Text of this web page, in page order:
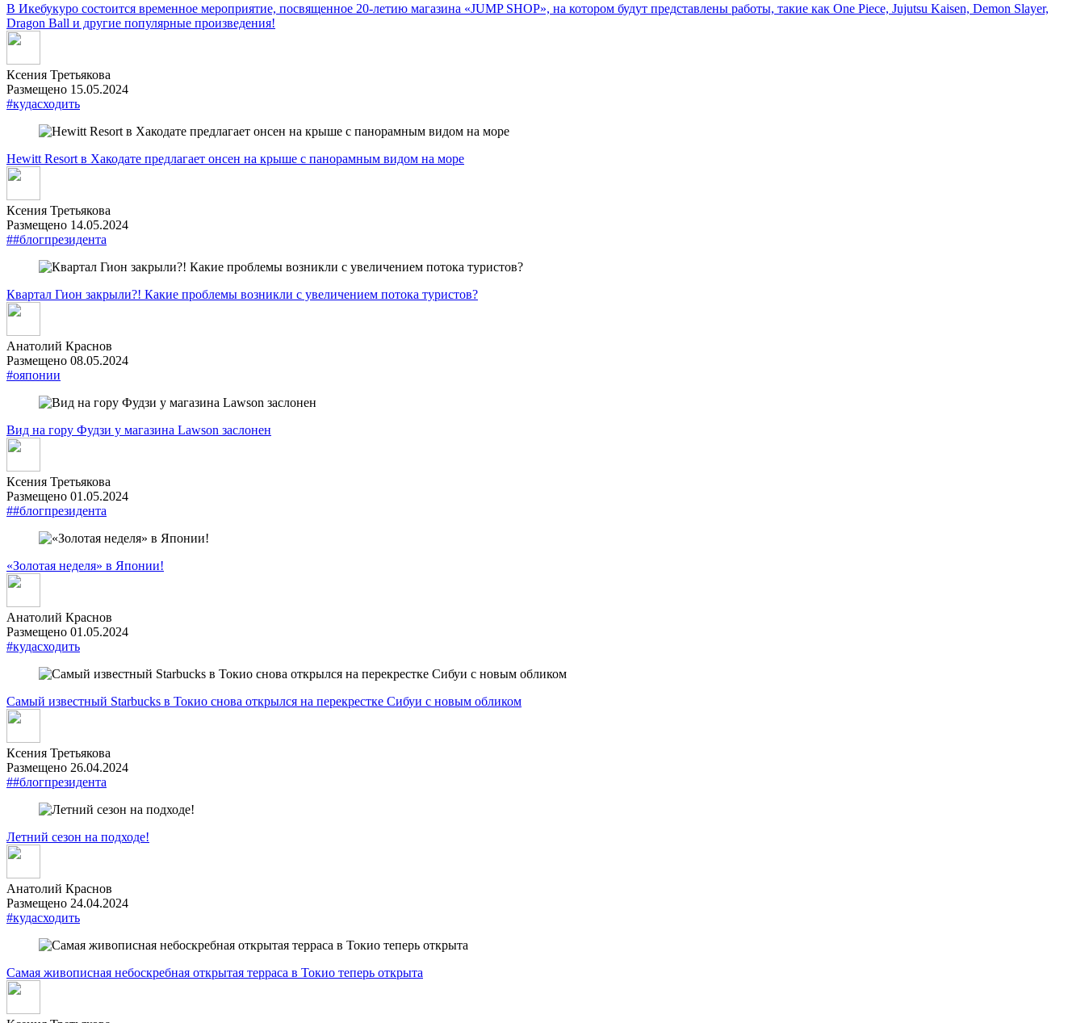
В Икебукуро состоится временное мероприятие, посвященное 20-летию магазина «JUMP SHOP», на котором будут представлены работы, такие как One Piece, Jujutsu Kaisen, Demon Slayer,
Dragon Ball и другие популярные произведения!
Ксения Третьякова
Размещено 15.05.2024
#кудасходить
Hewitt Resort в Хакодате предлагает онсен на крыше с панорамным видом на море
Ксения Третьякова
Размещено 14.05.2024
##блогпрезидента
Квартал Гион закрыли?! Какие проблемы возникли с увеличением потока туристов?
Анатолий Краснов
Размещено 08.05.2024
#ояпонии
Вид на гору Фудзи у магазина Lawson заслонен
Ксения Третьякова
Размещено 01.05.2024
##блогпрезидента
«Золотая неделя» в Японии!
Анатолий Краснов
Размещено 01.05.2024
#кудасходить
Самый известный Starbucks в Токио снова открылся на перекрестке Сибуи с новым обликом
Ксения Третьякова
Размещено 26.04.2024
##блогпрезидента
Летний сезон на подходе!
Анатолий Краснов
Размещено 24.04.2024
#кудасходить
Самая живописная небоскребная открытая терраса в Токио теперь открыта